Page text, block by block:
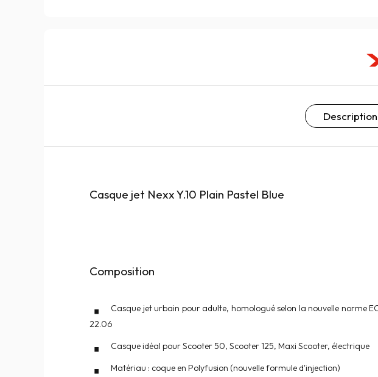
Description
Casque jet Nexx Y.10 Plain Pastel Blue
Composition
Casque jet urbain pour adulte, homologué selon la nouvelle norme
22.06
Casque idéal pour Scooter 50, Scooter 125, Maxi Scooter, électrique
Matériau : coque en Polyfusion (nouvelle formule d'injection)